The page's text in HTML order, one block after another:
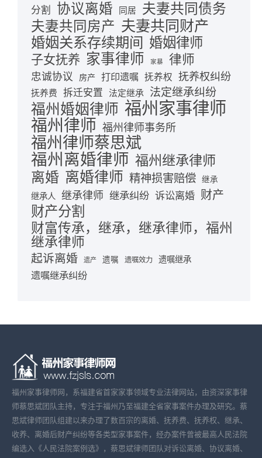
分割 协议离婚 同居 夫妻共同债务
夫妻共同房产 夫妻共同财产
婚姻关系存续期间 婚姻律师
子女抚养 家事律师 家暴 律师
忠诚协议 房产 打印遗嘱 抚养权 抚养权纠纷
抚养费 拆迁安置 法定继承 法定继承纠纷
福州婚姻律师 福州家事律师
福州律师 福州律师事务所
福州律师蔡思斌
福州离婚律师 福州继承律师
离婚 离婚律师 精神损害赔偿 继承
继承人 继承律师 继承纠纷 诉讼离婚 财产
财产分割
财富传承，继承，继承律师，福州
继承律师
起诉离婚 遗产 遗嘱 遗嘱效力 遗嘱继承
遗嘱继承纠纷
福州家事律师网，系福建省首家家事领域专业法律网站，由资深家事律
师蔡思斌团队主持，专注于福州乃至福建全省家事案件办理及研究。蔡
思斌律师团队组建以来办理了数百宗的离婚、抚养费、抚养权、继承、
收养、离婚后财产纠纷等各类型家事案件，经办案件曾被最高人民法院
编选入《人民法院案例选》，蔡思斌律师团队对诉讼离婚、协议离婚、